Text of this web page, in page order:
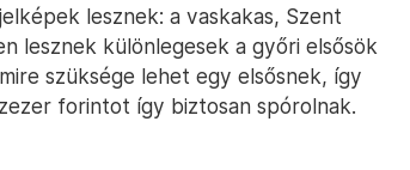
lesznek: a vaskakas, Szent
lesznek különlegesek a győri elsősök
szüksége lehet egy elsősnek, így
forintot így biztosan spórolnak.